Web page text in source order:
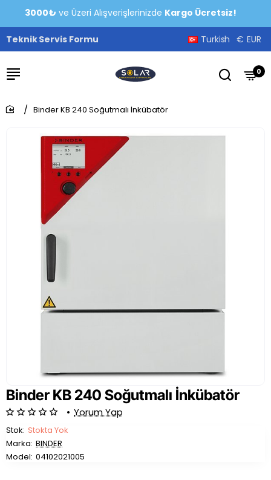
3000₺ ve Üzeri Alışverişlerinizde Kargo Ücretsiz!
Teknik Servis Formu Turkish € EUR
0
home
Binder KB 240 Soğutmalı İnkübatör
Binder KB 240 Soğutmalı İnkübatör
Stok: Stokta Yok
Marka: BINDER
Model: 04102021005
• Yorum Yap